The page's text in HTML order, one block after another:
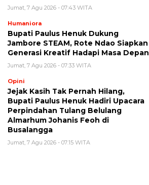
Jumat, 7 Agu 2026 - 07:43 WITA
Humaniora
Bupati Paulus Henuk Dukung
Jambore STEAM, Rote Ndao Siapkan
Generasi Kreatif Hadapi Masa Depan
Jumat, 7 Agu 2026 - 07:33 WITA
Opini
Jejak Kasih Tak Pernah Hilang,
Bupati Paulus Henuk Hadiri Upacara
Perpindahan Tulang Belulang
Almarhum Johanis Feoh di
Busalangga
Jumat, 7 Agu 2026 - 07:15 WITA